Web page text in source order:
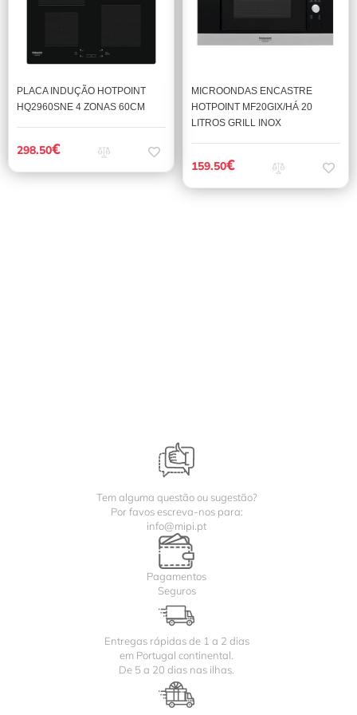
PLACA INDUÇÃO HOTPOINT
HQ2960SNE 4 ZONAS 60CM
298.50€
MICROONDAS ENCASTRE
HOTPOINT MF20GIX/HÁ 20
LITROS GRILL INOX
159.50€
Tem alguma questão ou sugestão?
Por favos escreva-nos para:
info@mipi.pt
Pagamentos
Seguros
Entregas rápidas de 1 a 2 dias
em Portugal continental.
De 5 a 20 dias nas ilhas.